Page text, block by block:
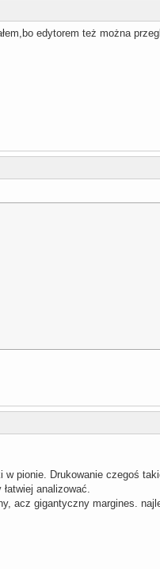
edytorem też można
w pionie. Drukowanie czegoś
analizować.
acz gigantyczny margines.